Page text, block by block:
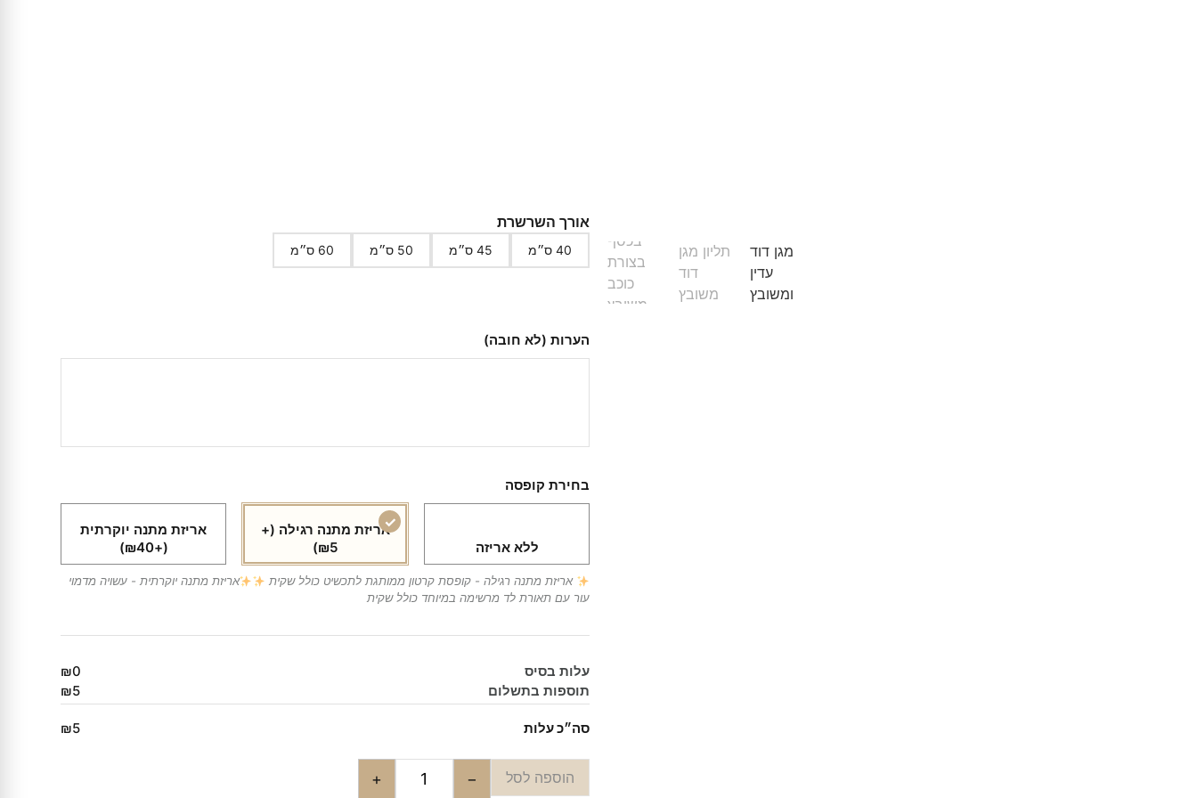
אורך השרשרת
40 ס״מ 45 ס״מ 50 ס״מ 60 ס״מ
הערות (לא חובה)
בחירת קופסה
ללא אריזה
אריזת מתנה רגילה (+
₪5)
אריזת מתנה יוקרתית
(+₪40)
אריזת מתנה רגילה - קופסת קרטון ממותגת לתכשיט כולל שקית
אריזת מתנה יוקרתית - עשויה מדמוי
עור עם תאורת לד מרשימה במיוחד כולל שקית
עלות בסיס
₪0
תוספות בתשלום
₪5
סה״כ עלות ₪5
−
+ הוספה לסל